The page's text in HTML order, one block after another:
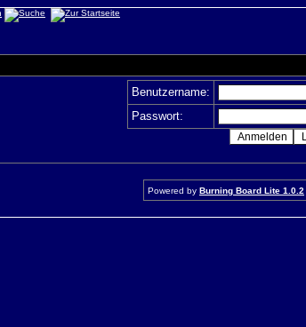
Benutzername:
Passwort:
Powered by Burning Board Lite 1.0.2